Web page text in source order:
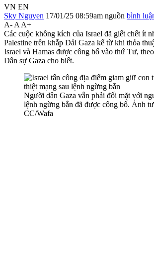
VN EN
Sky Nguyen 17/01/25 08:59am nguồn bình
A- A A+
Các cuộc không kích của Israel đã giết chết ít
Palestine trên khắp Dải Gaza kể từ khi thỏa
Israel và Hamas được công bố vào thứ Tư,
Dân sự Gaza cho biết.
Người dân Gaza vẫn phải đối mặt với
lệnh ngừng bắn đã được công bố. Ảnh
CC/Wafa